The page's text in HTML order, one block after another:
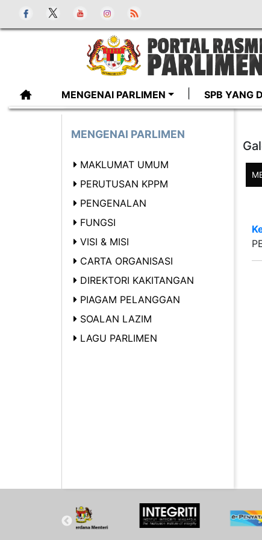
MENGENAI PARLIMEN SPB YANG
MENGENAI PARLIMEN
MAKLUMAT UMUM
PERUTUSAN KPPM
PENGENALAN
FUNGSI
VISI & MISI
CARTA ORGANISASI
DIREKTORI KAKITANGAN
PIAGAM PELANGGAN
SOALAN LAZIM
LAGU PARLIMEN